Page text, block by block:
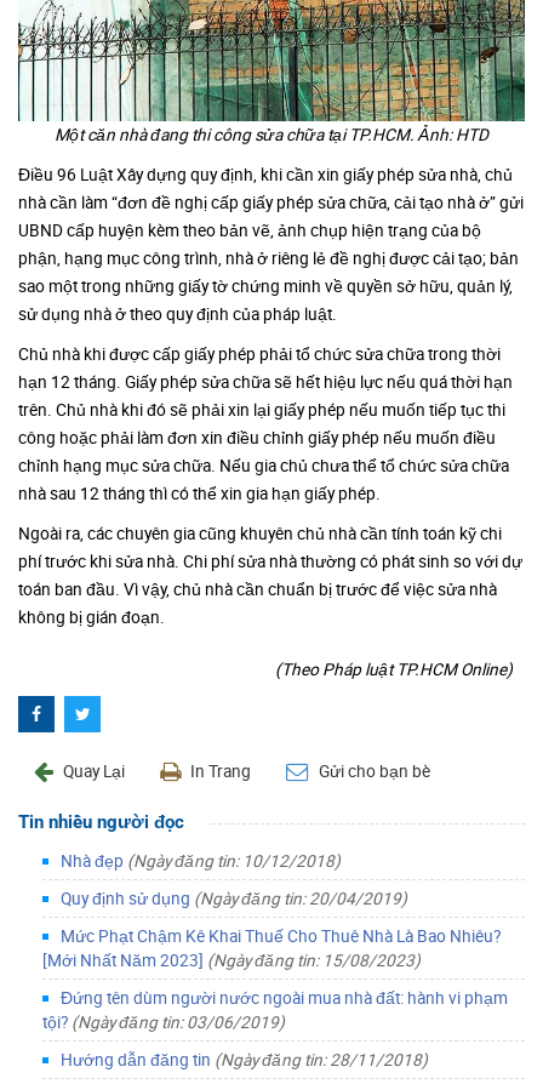
Một căn nhà đang thi công sửa chữa tại TP.HCM. Ảnh: HTD
Điều 96 Luật Xây dựng quy định, khi cần xin giấy phép sửa nhà, chủ
nhà cần làm “đơn đề nghị cấp giấy phép sửa chữa, cải tạo nhà ở” gửi
UBND cấp huyện kèm theo bản vẽ, ảnh chụp hiện trạng của bộ
phận, hạng mục công trình, nhà ở riêng lẻ đề nghị được cải tạo; bản
sao một trong những giấy tờ chứng minh về quyền sở hữu, quản lý,
sử dụng nhà ở theo quy định của pháp luật.
Chủ nhà khi được cấp giấy phép phải tổ chức sửa chữa trong thời
hạn 12 tháng. Giấy phép sửa chữa sẽ hết hiệu lực nếu quá thời hạn
trên. Chủ nhà khi đó sẽ phải xin lại giấy phép nếu muốn tiếp tục thi
công hoặc phải làm đơn xin điều chỉnh giấy phép nếu muốn điều
chỉnh hạng mục sửa chữa. Nếu gia chủ chưa thể tổ chức sửa chữa
nhà sau 12 tháng thì có thể xin gia hạn giấy phép.
Ngoài ra, các chuyên gia cũng khuyên chủ nhà cần tính toán kỹ chi
phí trước khi sửa nhà. Chi phí sửa nhà thường có phát sinh so với dự
toán ban đầu. Vì vậy, chủ nhà cần chuẩn bị trước để việc sửa nhà
không bị gián đoạn.
(Theo Pháp luật TP.HCM Online)
Quay Lại In Trang Gửi cho bạn bè
Tin nhiều người đọc
Nhà đẹp (Ngày đăng tin: 10/12/2018)
Quy định sử dụng (Ngày đăng tin: 20/04/2019)
Mức Phạt Chậm Kê Khai Thuế Cho Thuê Nhà Là Bao Nhiêu?
[Mới Nhất Năm 2023] (Ngày đăng tin: 15/08/2023)
Đứng tên dùm người nước ngoài mua nhà đất: hành vi phạm
tội? (Ngày đăng tin: 03/06/2019)
Hướng dẫn đăng tin (Ngày đăng tin: 28/11/2018)